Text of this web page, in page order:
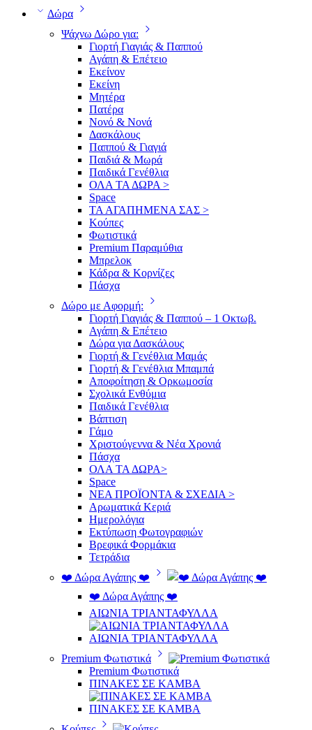
Δώρα
Ψάχνω Δώρο για:
Γιορτή Γιαγιάς & Παππού
Αγάπη & Επέτειο
Εκείνον
Εκείνη
Μητέρα
Πατέρα
Νονό & Νονά
Δασκάλους
Παππού & Γιαγιά
Παιδιά & Μωρά
Παιδικά Γενέθλια
ΟΛΑ ΤΑ ΔΩΡΑ >
Space
ΤΑ ΑΓΑΠΗΜΕΝΑ ΣΑΣ >
Κούπες
Φωτιστικά
Premium Παραμύθια
Μπρελοκ
Κάδρα & Κορνίζες
Πάσχα
Δώρο με Αφορμή:
Γιορτή Γιαγιάς & Παππού – 1 Οκτωβ.
Αγάπη & Επέτειο
Δώρα για Δασκάλους
Γιορτή & Γενέθλια Μαμάς
Γιορτή & Γενέθλια Μπαμπά
Αποφοίτηση & Ορκωμοσία
Σχολικά Ενθύμια
Παιδικά Γενέθλια
Βάπτιση
Γάμο
Χριστούγεννα & Νέα Χρονιά
Πάσχα
ΟΛΑ ΤΑ ΔΩΡΑ>
Space
ΝΕΑ ΠΡΟΪΟΝΤΑ & ΣΧΕΔΙΑ >
Αρωματικά Κεριά
Ημερολόγια
Εκτύπωση Φωτογραφιών
Βρεφικά Φορμάκια
Τετράδια
❤️ Δώρα Αγάπης ❤️
❤️ Δώρα Αγάπης ❤️
ΑΙΩΝΙΑ ΤΡΙΑΝΤΑΦΥΛΛΑ
ΑΙΩΝΙΑ ΤΡΙΑΝΤΑΦΥΛΛΑ
Premium Φωτιστικά
Premium Φωτιστικά
ΠΙΝΑΚΕΣ ΣΕ ΚΑΜΒΑ
ΠΙΝΑΚΕΣ ΣΕ ΚΑΜΒΑ